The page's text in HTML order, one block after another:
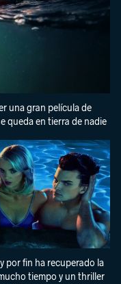
una gran película de
queda en tierra de nadie
por fin ha recuperado la
tiempo y un thriller